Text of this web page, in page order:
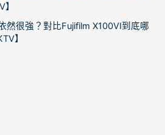
然很強？對比Fujifilm X100VI到底哪
】